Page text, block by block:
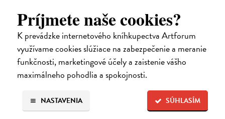
Príjmete naše cookies?
K prevádzke internetového kníhkupectva Artforum
využívame cookies slúžiace na zabezpečenie a meranie
funkčnosti, marketingové účely a zaistenie vášho
maximálneho pohodlia a spokojnosti.
SÚHLASÍM
NASTAVENIA
som nachádzala v tom, koľko toho zvládnem.
Dodávateľ nemá titul na sklade. Dodanie do cca. 30 dní.
13,29 €
13,99 € ?